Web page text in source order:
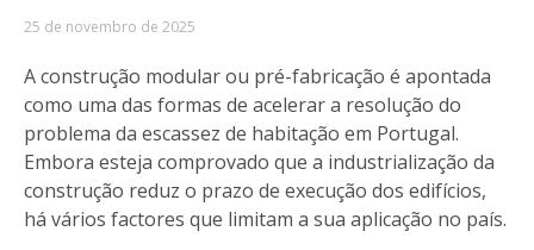
25 de novembro de 2025
A construção modular ou pré-fabricação é apontada
como uma das formas de acelerar a resolução do
problema da escassez de habitação em Portugal.
Embora esteja comprovado que a industrialização da
construção reduz o prazo de execução dos edifícios,
há vários factores que limitam a sua aplicação no país.